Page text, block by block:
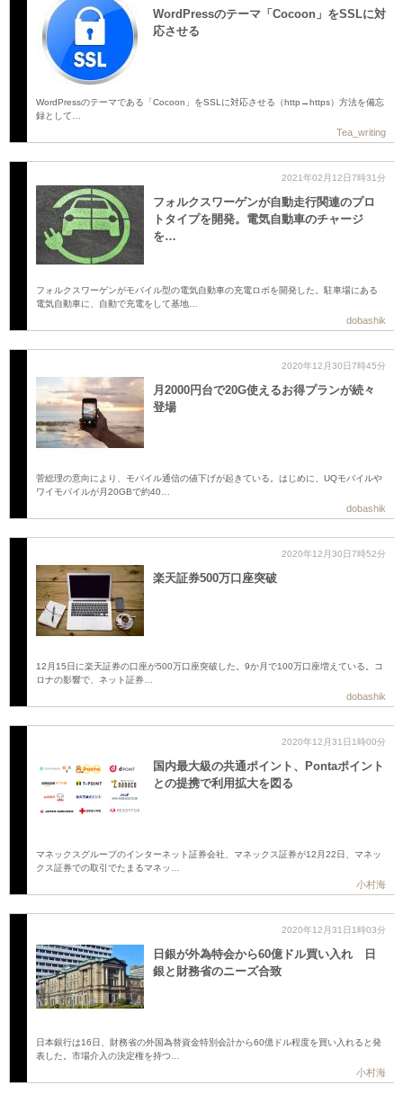
WordPressのテーマ「Cocoon」をSSLに対
応させる
WordPressのテーマである「Cocoon」をSSLに対応させる（http→https）方法を備忘
録として…
Tea_writing
2021年02月12日7時31分
フォルクスワーゲンが自動走行関連のプロ
トタイプを開発。電気自動車のチャージ
を…
フォルクスワーゲンがモバイル型の電気自動車の充電ロボを開発した。駐車場にある
電気自動車に、自動で充電をして基地…
dobashik
2020年12月30日7時45分
月2000円台で20G使えるお得プランが続々
登場
菅総理の意向により、モバイル通信の値下げが起きている。はじめに、UQモバイルや
ワイモバイルが月20GBで約40…
dobashik
2020年12月30日7時52分
楽天証券500万口座突破
12月15日に楽天証券の口座が500万口座突破した。9か月で100万口座増えている。コ
ロナの影響で、ネット証券…
dobashik
2020年12月31日1時00分
国内最大級の共通ポイント、Pontaポイント
との提携で利用拡大を図る
マネックスグループのインターネット証券会社、マネックス証券が12月22日、マネッ
クス証券での取引でたまるマネッ…
小村海
2020年12月31日1時03分
日銀が外為特会から60億ドル買い入れ 日
銀と財務省のニーズ合致
日本銀行は16日、財務省の外国為替資金特別会計から60億ドル程度を買い入れると発
表した。市場介入の決定権を持つ…
小村海